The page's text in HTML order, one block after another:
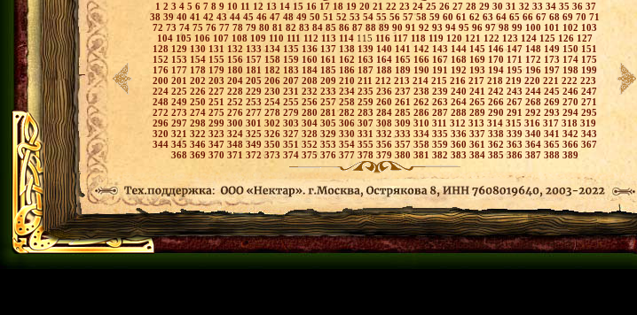
1 2 3 4 5 6 7 8 9 10 11 12 13 14 15 16 17 18 19 20 21 22 23 24 25 26 27 28 29 30 31 32 33 34 35 36 37
38 39 40 41 42 43 44 45 46 47 48 49 50 51 52 53 54 55 56 5758 59 60 61 62 63 64 65 66 67 68 69 70 71
72 73 74 75 76 77 78 79 80 81 82 83 84 85 86 87 88 89 90 91 92 93 94 95 96 97 98 99 100 101 102 103
104 105 106 107 108 109 110 111 112 113 114 115 116 117 118 119 120 121 122 123 124 125 126 127
128 129 130 131 132 133134 135 136 137 138 139 140 141 142 143 144 145 146147 148 149 150 151
152 153 154 155 156 157 158 159 160 161 162 163 164 165 166 167 168 169 170 171 172 173 174 175
176 177 178 179 180 181 182 183 184 185 186 187 188 189 190 191 192 193 194 195 196 197 198 199
200 201 202 203 204 205 206 207 208 209 210 211 212 213 214 215 216 217 218 219 220 221 222 223
224 225 226 227 228 229 230 231 232 233 234 235 236 237 238 239 240 241 242 243 244 245 246 247
248 249 250 251 252 253 254 255 256 257 258 259 260 261 262 263 264 265 266 267 268 269 270 271
272 273 274 275 276 277 278 279 280 281282 283 284 285 286 287 288 289 290 291 292 293 294 295
296 297 298 299 300 301 302 303 304 305 306 307 308 309 310 311 312 313 314 315 316 317 318 319
320 321 322 323 324 325 326 327 328 329 330 331 332 333 334 335 336 337 338 339 340 341 342 343
344 345 346 347 348 349 350 351 352 353 354 355 356 357 358 359 360 361 362 363 364 365 366 367
368 369 370 371 372373 374 375 376 377 378 379 380 381 382 383 384 385386 387 388 389